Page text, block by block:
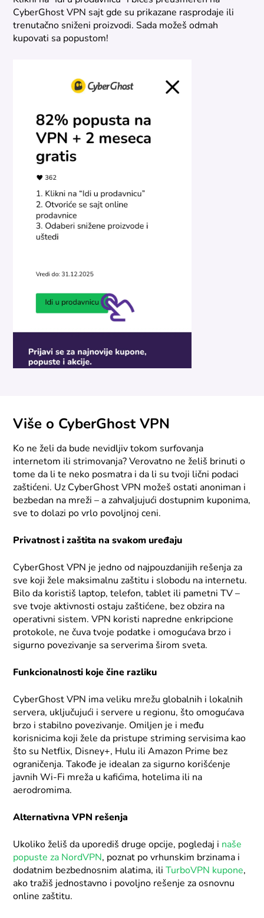
CyberGhost VPN sajt gde su prikazane rasprodaje ili
trenutačno sniženi proizvodi. Sada možeš odmah
kupovati sa popustom!
Više o CyberGhost VPN
Ko ne želi da bude nevidljiv tokom surfovanja
internetom ili strimovanja? Verovatno ne želiš brinuti o
tome da li te neko posmatra i da li su tvoji lični podaci
zaštićeni. Uz CyberGhost VPN možeš ostati anoniman i
bezbedan na mreži – a zahvaljujući dostupnim kuponima,
sve to dolazi po vrlo povoljnoj ceni.
Privatnost i zaštita na svakom uređaju
CyberGhost VPN je jedno od najpouzdanijih rešenja za
sve koji žele maksimalnu zaštitu i slobodu na internetu.
Bilo da koristiš laptop, telefon, tablet ili pametni TV –
sve tvoje aktivnosti ostaju zaštićene, bez obzira na
operativni sistem. VPN koristi napredne enkripcione
protokole, ne čuva tvoje podatke i omogućava brzo i
sigurno povezivanje sa serverima širom sveta.
Funkcionalnosti koje čine razliku
CyberGhost VPN ima veliku mrežu globalnih i lokalnih
servera, uključujući i servere u regionu, što omogućava
brzo i stabilno povezivanje. Omiljen je i među
korisnicima koji žele da pristupe striming servisima kao
što su Netflix, Disney+, Hulu ili Amazon Prime bez
ograničenja. Takođe je idealan za sigurno korišćenje
javnih Wi-Fi mreža u kafićima, hotelima ili na
aerodromima.
Alternativna VPN rešenja
Ukoliko želiš da uporediš druge opcije, pogledaj i naše
popuste za NordVPN, poznat po vrhunskim brzinama i
dodatnim bezbednosnim alatima, ili
TurboVPN kupone,
ako tražiš jednostavno i povoljno rešenje za osnovnu
online zaštitu.